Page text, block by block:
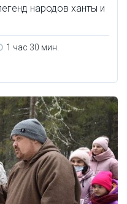
народов ханты и
1 час 30 мин.